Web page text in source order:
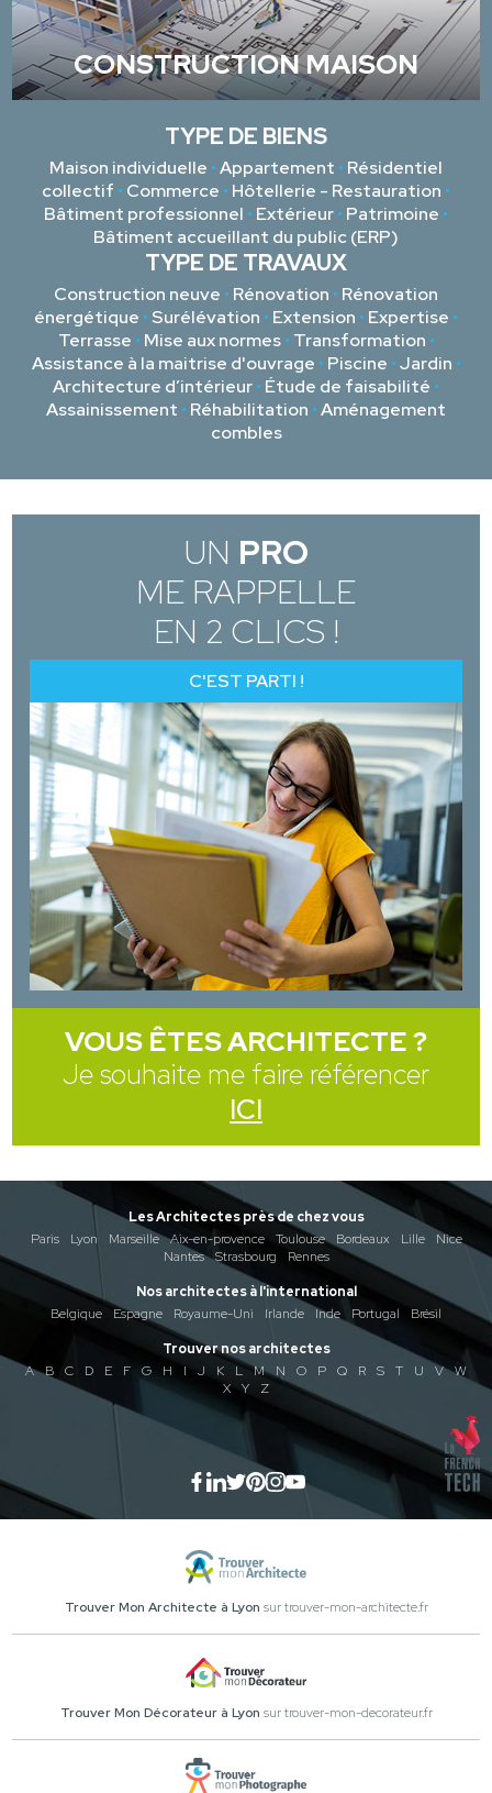
CONSTRUCTION MAISON
TYPE DE BIENS
Maison individuelle •Appartement • Résidentiel
collectif • Commerce • Hôtellerie - Restauration •
Bâtiment professionnel • Extérieur• Patrimoine •
Bâtiment accueillant du public (ERP)
TYPE DE TRAVAUX
Construction neuve • Rénovation • Rénovation
énergétique • Surélévation • Extension • Expertise •
Terrasse • Mise aux normes • Transformation •
Assistance à la maitrise d'ouvrage • Piscine •Jardin •
Architecture d’intérieur• Étude de faisabilité •
Assainissement • Réhabilitation •Aménagement
combles
UN PRO
ME RAPPELLE
EN 2 CLICS !
C'EST PARTI !
VOUS ÊTES ARCHITECTE ?
Je souhaite me faire référencer
ICI
Les Architectes près de chez vous
Paris
Lyon Marseille Aix-en-provence Toulouse Bordeaux Lille
Nice
Nantes
Strasbourg
Rennes
Nos architectes à l'international
Belgique
Espagne Royaume-Uni Irlande Inde Portugal
Brésil
Trouver nos architectes
A
B C D E F G H I J K L M N O P Q R S T U V
W
X
Y Z
Trouver Mon Architecte à Lyon sur trouver-mon-architecte.fr
Trouver Mon Décorateur à Lyon sur trouver-mon-decorateur.fr